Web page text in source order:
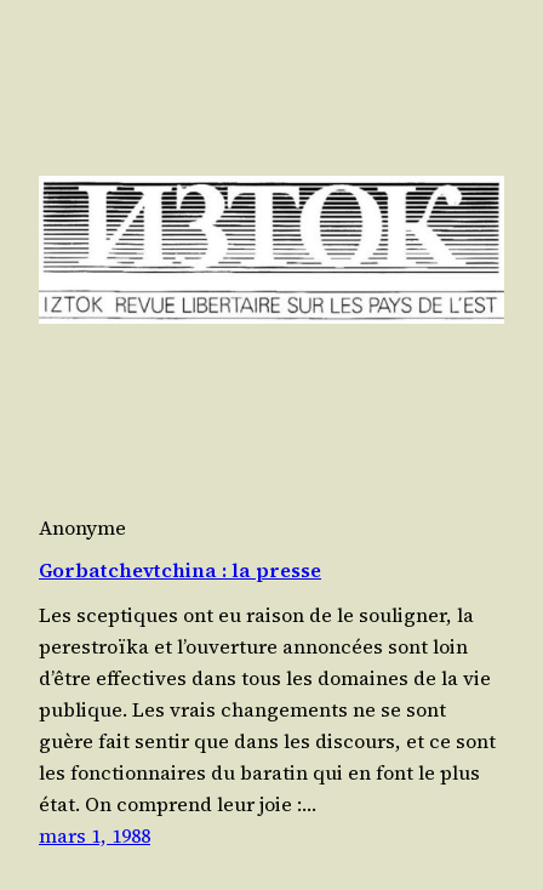
Anonyme
Gorbatchevtchina : la presse
Les scep­tiques ont eu rai­son de le sou­li­gner, la
per­es­troï­ka et l’ou­ver­ture annon­cées sont loin
d’être effec­tives dans tous les domaines de la vie
publique. Les vrais chan­ge­ments ne se sont
guère fait sen­tir que dans les dis­cours, et ce sont
les fonc­tion­naires du bara­tin qui en font le plus
état. On com­prend leur joie :…
mars 1, 1988